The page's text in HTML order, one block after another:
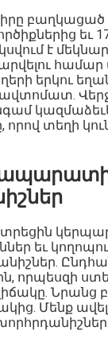
բաղկացած
եւ
է
համար
երկու
որով տեղի
եւ
որպեսզի
Նրանց
Մենք